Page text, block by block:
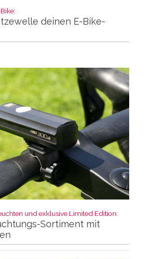
deinen E-Bike-
und exklusive Limited Edition:
Sortiment mit